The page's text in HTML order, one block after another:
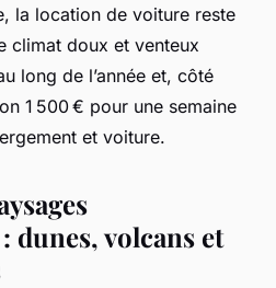
la location de voiture reste
climat doux et venteux
long de l’année et, côté
1 500 € pour une semaine
et voiture.
dunes, volcans et